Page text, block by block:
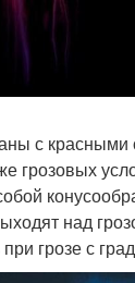
с красными
грозовых
над
грозе с